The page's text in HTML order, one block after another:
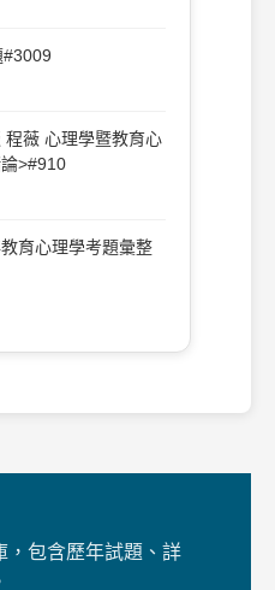
薇 心理學暨教育心
<第一章 緒論>#910
育心理學考題彙整
，包含歷年試題、詳